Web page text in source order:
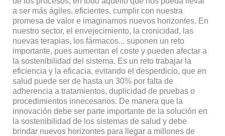
a ser más ágiles, eficientes, cumplir con nuestra
promesa de valor e imaginarnos nuevos horizontes. En
nuestro sector, el envejecimiento, la cronicidad, las
nuevas terapias, los fármacos... suponen un reto
importante, pues aumentan el coste y pueden afectar a
la sostenibilidad del sistema. Es un reto trabajar la
eficiencia y la eficacia, evitando el desperdicio, que en
salud puede ser de hasta un 30% por falta de
adherencia a tratamientos, duplicidad de pruebas o
procedimientos innecesarios. De manera que la
innovación debe ser parte importante de la solución en
la sostenibilidad de los sistemas de salud y debe
brindar nuevos horizontes para llegar a millones de